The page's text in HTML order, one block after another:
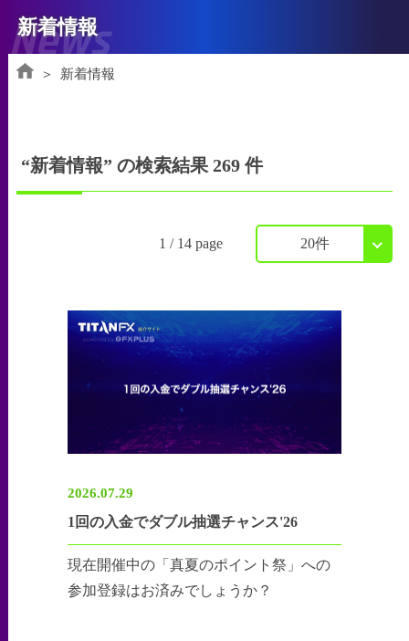
新着情報
News
新着情報
“新着情報” の検索結果 269 件
1 / 14 page 20件
2026.07.29
1回の入金でダブル抽選チャンス'26
現在開催中の「真夏のポイント祭」への
参加登録はお済みでしょうか？